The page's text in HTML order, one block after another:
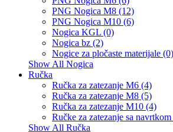
PNG Nogica M8 (12)
PNG Nogica M10 (6)
Nogica KGL (0)
Nogica bz (2)
Nogice za pločaste materijale (0)
Show All Nogica
Ručka
Ručka za zatezanje M6 (4)
Ručka za zatezanje M8 (5)
Ručka za zatezanje M10 (4)
Ručke za zatezanje sa
Show All Ručka